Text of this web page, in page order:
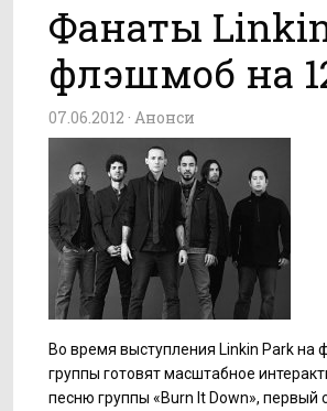
Фанаты
флэшмоб на
07.06.2012 · Анонси
Во время выступления Linkin Park на
группы готовят масштабное
песню группы «Burn It Down», первый